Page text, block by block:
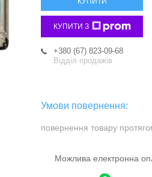
КУПИТИ З
+380 (67) 823-09-68
Відділ продажів
повернення товару